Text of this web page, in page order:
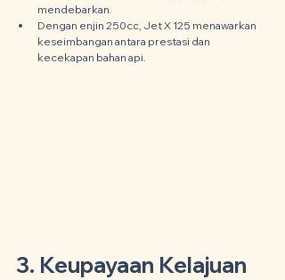
mendebarkan.
Dengan enjin 250cc, Jet X 125 menawarkan
keseimbangan antara prestasi dan
kecekapan bahan api.
3. Keupayaan Kelajuan